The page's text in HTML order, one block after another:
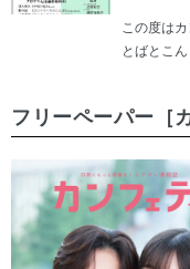
この度は
とばとこ
フリーペーパー［